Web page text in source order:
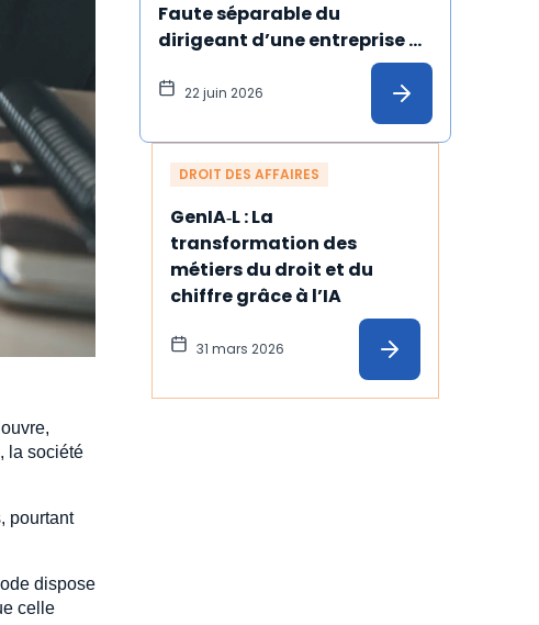
la société
pourtant
dispose
celle
Faute séparable du
dirigeant d’une entreprise
manqué à ses obligations
22 juin 2026
DROIT DES AFFAIRES
GenIA‑L : La
transformation des
métiers du droit et du
chiffre grâce à l’IA
31 mars 2026